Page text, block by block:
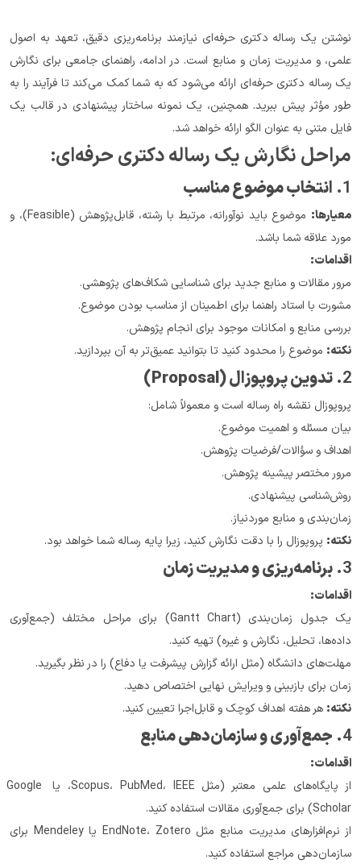
فایل متنی به عنوان الگو ارائه خواهد شد.
مراحل نگارش یک رساله دکتری حرفه‌ای:
1. انتخاب موضوع مناسب
معیارها:
مورد علاقه شما باشد.
اقدامات:
مرور مقالات و منابع جدید برای شناسایی شکاف‌های پژوهشی.
مشورت با استاد راهنما برای اطمینان از مناسب بودن موضوع.
بررسی منابع و امکانات موجود برای انجام پژوهش.
نکته: موضوع را محدود کنید تا بتوانید عمیق‌تر به آن بپردازید.
2. تدوین پروپوزال (Proposal)
پروپوزال نقشه راه رساله است و معمولاً شامل:
بیان مسئله و اهمیت موضوع.
اهداف و سؤالات/فرضیات پژوهش.
مرور مختصر پیشینه پژوهش.
روش‌شناسی پیشنهادی.
زمان‌بندی و منابع موردنیاز.
نکته: پروپوزال را با دقت نگارش کنید، زیرا پایه رساله شما خواهد بود.
3. برنامه‌ریزی و مدیریت زمان
اقدامات:
داده‌ها، تحلیل، نگارش و غیره) تهیه کنید.
مهلت‌های دانشگاه (مثل ارائه گزارش پیشرفت یا دفاع) را در نظر بگیرید.
زمان برای بازبینی و ویرایش نهایی اختصاص دهید.
نکته: هر هفته اهداف کوچک و قابل‌اجرا تعیین کنید.
4. جمع‌آوری و سازمان‌دهی منابع
اقدامات:
از پایگاه‌های علمی معتبر (مثل Scopus، PubMed، IEEE، یا Google
Scholar) برای جمع‌آوری مقالات استفاده کنید.
سازمان‌دهی مراجع استفاده کنید.